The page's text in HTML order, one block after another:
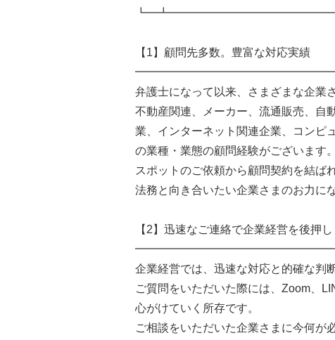
【1】顧問先多数。豊富な対応実績
弁護士になって以来、さまざまな企業
不動産関連、メーカー、流通販売、自
業、インターネット関連企業、コンピ
の業種・業態の顧問経験がございます。
スポットのご依頼から顧問契約を結ば
法務と向き合いたい企業さまのお力に
【2】迅速なご連絡で企業経営を後押し
企業経営では、迅速な対応と的確な判
ご質問をいただいた際には、Zoom、
心がけていく所存です。
ご相談をいただいた企業さまに今何が